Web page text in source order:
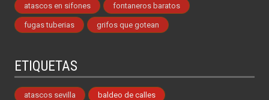
atascos en sifones fontaneros baratos
fugas tuberias grifos que gotean
ETIQUETAS
atascos sevilla baldeo de calles